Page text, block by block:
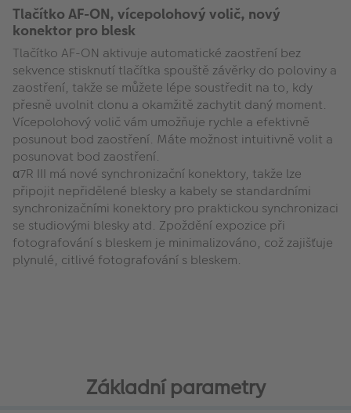
Tlačítko AF-ON, vícepolohový volič, nový
konektor pro blesk
Tlačítko AF-ON aktivuje automatické zaostření bez
sekvence stisknutí tlačítka spouště závěrky do poloviny a
zaostření, takže se můžete lépe soustředit na to, kdy
přesně uvolnit clonu a okamžitě zachytit daný moment.
Vícepolohový volič vám umožňuje rychle a efektivně
posunout bod zaostření. Máte možnost intuitivně volit a
posunovat bod zaostření.
α7R III má nové synchronizační konektory, takže lze
připojit nepřidělené blesky a kabely se standardními
synchronizačními konektory pro praktickou synchronizaci
se studiovými blesky atd. Zpoždění expozice při
fotografování s bleskem je minimalizováno, což zajišťuje
plynulé, citlivé fotografování s bleskem.
Základní parametry